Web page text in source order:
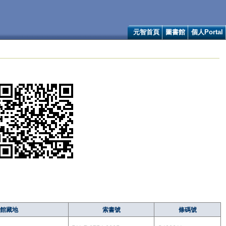
元智首頁 圖書館 個人Portal
館藏地 索書號 條碼號